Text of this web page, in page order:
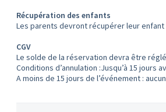
Récupération des enfants
Les parents devront récupérer leur
CGV
Le solde de la réservation devra être
Conditions d’annulation :Jusqu’à 15 jours
A moins de 15 jours de l’événement :